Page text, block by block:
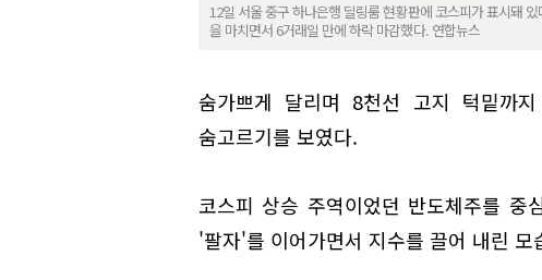
12일 서울 중구 하나은행 딜링룸 현황판에 코스피가 표시돼
을 마치면서 6거래일 만에 하락 마감했다. 연합뉴스
숨가쁘게 달리며 8천선 고지 턱밑까
숨고르기를 보였다.
코스피 상승 주역이었던 반도체주를 중
'팔자'를 이어가면서 지수를 끌어 내린 모